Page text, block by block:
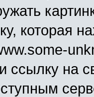
которая
ссылку на